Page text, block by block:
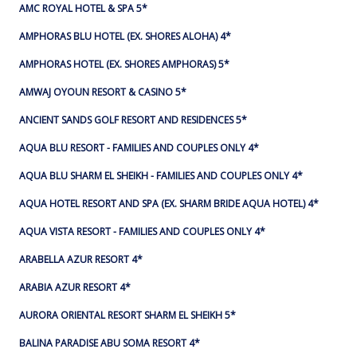
AMC ROYAL HOTEL & SPA 5*
AMPHORAS BLU HOTEL (EX. SHORES ALOHA) 4*
AMPHORAS HOTEL (EX. SHORES AMPHORAS) 5*
AMWAJ OYOUN RESORT & CASINO 5*
ANCIENT SANDS GOLF RESORT AND RESIDENCES 5*
AQUA BLU RESORT - FAMILIES AND COUPLES ONLY 4*
AQUA BLU SHARM EL SHEIKH - FAMILIES AND COUPLES ONLY 4*
AQUA HOTEL RESORT AND SPA (EX. SHARM BRIDE AQUA HOTEL) 4*
AQUA VISTA RESORT - FAMILIES AND COUPLES ONLY 4*
ARABELLA AZUR RESORT 4*
ARABIA AZUR RESORT 4*
AURORA ORIENTAL RESORT SHARM EL SHEIKH 5*
BALINA PARADISE ABU SOMA RESORT 4*